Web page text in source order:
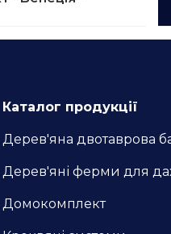
Каталог продукції
Дерев'яна двотаврова
Дерев'яні ферми для
Домокомплект